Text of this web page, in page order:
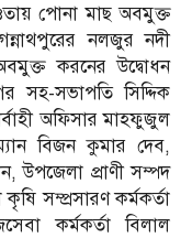
পোনা মাছ অবমুক্ত
নলজুর নদী
করনের উদ্বোধন
সহ-সভাপতি সিদ্দিক
অফিসার মাহফুজুল
বিজন কুমার দেব,
উপজেলা প্রাণী সম্পদ
সম্প্রসারণ কর্মকর্তা
কর্মকর্তা বিলাল